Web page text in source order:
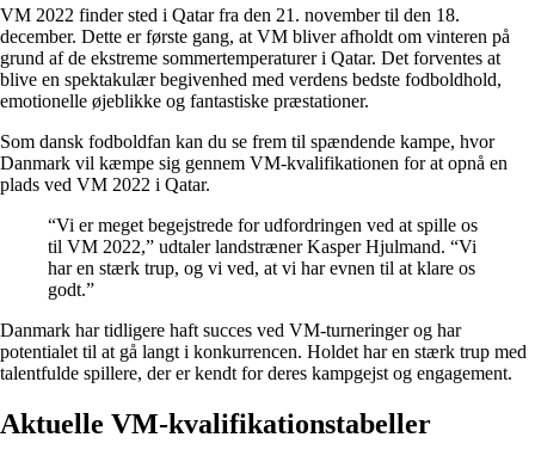
VM 2022 finder sted i Qatar fra den 21. november til den 18.
december. Dette er første gang, at VM bliver afholdt om vinteren på
grund af de ekstreme sommertemperaturer i Qatar. Det forventes at
blive en spektakulær begivenhed med verdens bedste fodboldhold,
emotionelle øjeblikke og fantastiske præstationer.
Som dansk fodboldfan kan du se frem til spændende kampe, hvor
Danmark vil kæmpe sig gennem VM-kvalifikationen for at opnå en
plads ved VM 2022 i Qatar.
“Vi er meget begejstrede for udfordringen ved at spille os
til VM 2022,” udtaler landstræner Kasper Hjulmand. “Vi
har en stærk trup, og vi ved, at vi har evnen til at klare os
godt.”
Danmark har tidligere haft succes ved VM-turneringer og har
potentialet til at gå langt i konkurrencen. Holdet har en stærk trup med
talentfulde spillere, der er kendt for deres kampgejst og engagement.
Aktuelle VM-kvalifikationstabeller